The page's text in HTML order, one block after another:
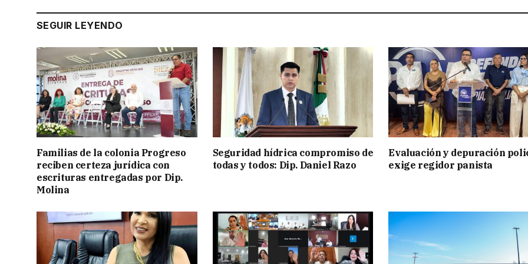
SEGUIR LEYENDO
Familias de la colonia Progreso
reciben certeza jurídica con
escrituras entregadas por Dip.
Molina
Seguridad hídrica compromiso de
todas y todos: Dip. Daniel Razo
Evaluación y depuración
exige regidor panista